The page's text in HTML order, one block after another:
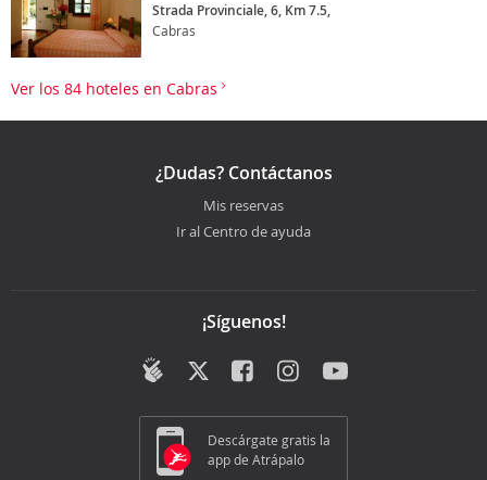
Strada Provinciale, 6, Km 7.5,
Cabras
Ver los 84 hoteles en Cabras
¿Dudas? Contáctanos
Mis reservas
Ir al Centro de ayuda
¡Síguenos!
Descárgate gratis la
app de Atrápalo